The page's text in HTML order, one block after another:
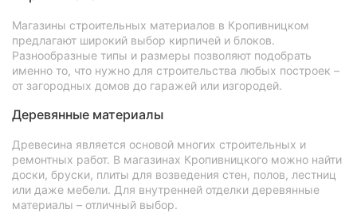
Магазины строительных материалов в Кропивницком
предлагают широкий выбор кирпичей и блоков.
Разнообразные типы и размеры позволяют подобрать
именно то, что нужно для строительства любых построек –
от загородных домов до гаражей или изгородей.
Деревянные материалы
Древесина является основой многих строительных и
ремонтных работ. В магазинах Кропивницкого можно найти
доски, бруски, плиты для возведения стен, полов, лестниц
или даже мебели. Для внутренней отделки деревянные
материалы – отличный выбор.